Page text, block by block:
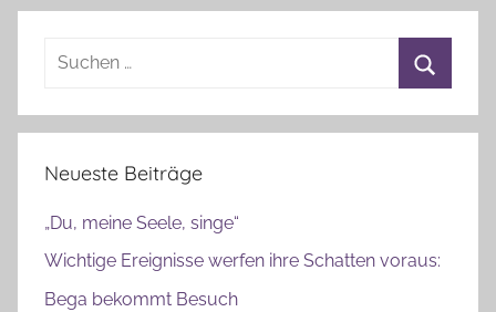
Suchen
Neueste Beiträge
„Du, meine Seele, singe“
Wichtige Ereignisse werfen ihre Schatten voraus:
Bega bekommt Besuch